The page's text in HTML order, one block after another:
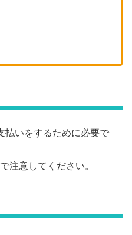
払いをするために必要で
注意してください。